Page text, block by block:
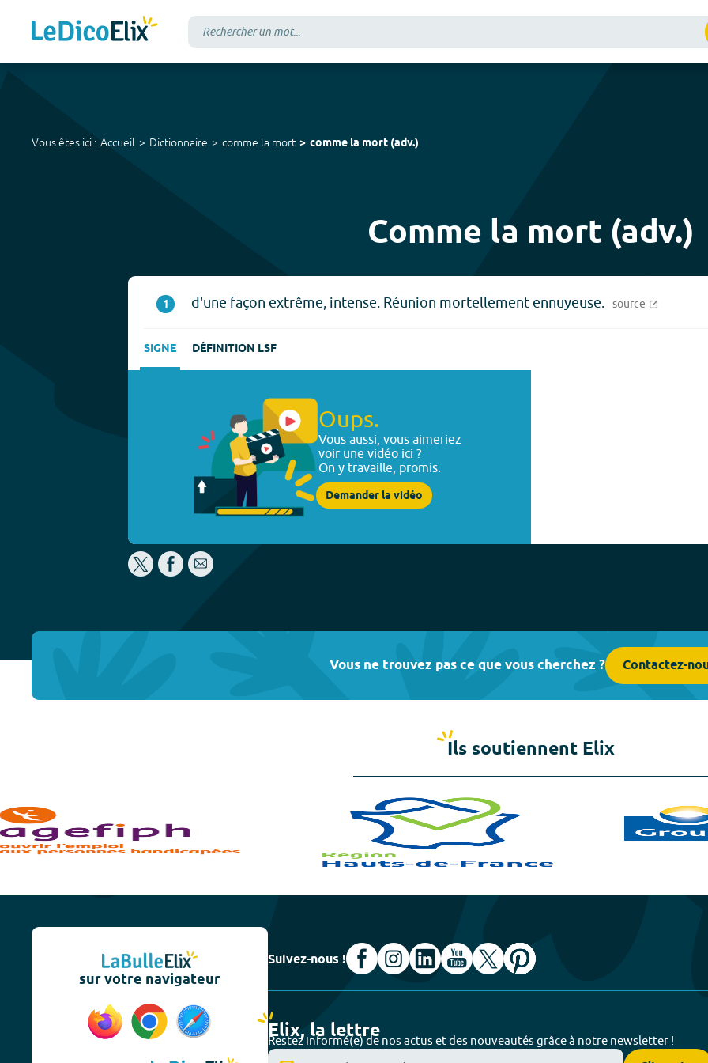
Vous êtes ici : Accueil Dictionnaire comme la mort comme la mort (adv.)
Comme la mort (adv.)
1 d'une façon extrême, intense. Réunion mortellement ennuyeuse. source
SIGNE DÉFINITION LSF
Oups.
Vous aussi, vous aimeriez
voir une vidéo ici ?
On y travaille, promis.
Demander la vidéo
Vous ne trouvez pas ce que vous cherchez ? Contactez-
Ils soutiennent Elix
sur votre navigateur
Suivez-nous !
Elix, la lettre
Restez informé(e) de nos actus et des nouveautés grâce à notre newsletter !